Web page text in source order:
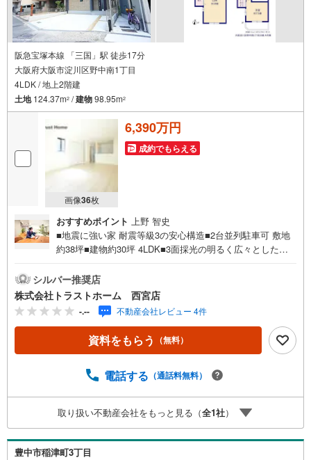
阪急宝塚本線 「三国」駅 徒歩17分
大阪府大阪市淀川区野中南1丁目
4LDK / 地上2階建
土地124.37m2 /建物98.95m2
画像36枚
6,390万円
成約でもらえる
おすすめポイント 上野 智史
■地震に強い家 耐震等級3の安心構造■2台並列駐車可 敷地
約38坪■建物約30坪 4LDK■3面採光の明るく広々とした約1
クインCL、シューズインCL■設備充実！浴室乾燥機、食洗
器など■家族が顔を合わせるリビング階段設計■水回りが集
約された家事動線良好な間取■生活動線良好！お手洗い×2
ヶ所■風通しの良い両面バルコニー■モニタ付インターホン
有でセキュリティ安心■全室洋室でお掃除かんたん♪■小・
中学校、スーパー、病院が徒歩10分圏内で生活便利◎住宅
ルムアルデヒド発散等級3・維持管理対策等級3♪野中小学
家探しは、トラストホームにお任せください！〇定休日は
ございません。お時間帯も、お客様のご都合に可能な限り
おこたえします♪〇急なご予約も大歓迎です♪〇住宅ローン
相談、買替相談もお任せください！
シルバー推奨店
株式会社トラストホーム 西宮店
-.-- 不動産会社レビュー 4件
資料をもらう （無料）
電話する （通話料無料）
取り扱い不動産会社をもっと見る（全1社）
豊中市稲津町3丁目